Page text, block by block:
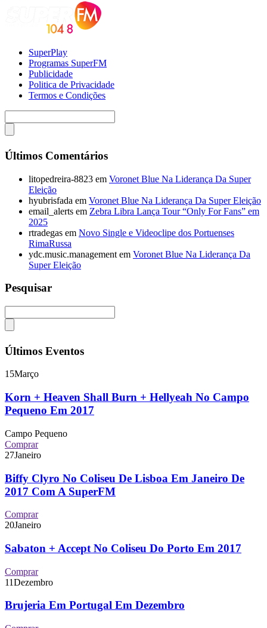
SuperPlay
Programas SuperFM
Publicidade
Politica de Privacidade
Termos e Condições
Últimos Comentários
litopedreira-8823 em Voronet Blue Na Liderança Da Super
Eleição
hyubrisfada em Voronet Blue Na Liderança Da Super Eleição
email_alerts em Zebra Libra Lança Tour “Only For Fans” em
2025
rtradegas em Novo Single e Videoclipe dos Portuenses
RimaRussa
ydc.music.management em Voronet Blue Na Liderança Da
Super Eleição
Pesquisar
Últimos Eventos
15Março
Korn + Heaven Shall Burn + Hellyeah No Campo
Pequeno Em 2017
Campo Pequeno
Comprar
27Janeiro
Biffy Clyro No Coliseu De Lisboa Em Janeiro De
2017 Com A SuperFM
Comprar
20Janeiro
Sabaton + Accept No Coliseu Do Porto Em 2017
Comprar
11Dezembro
Brujeria Em Portugal Em Dezembro